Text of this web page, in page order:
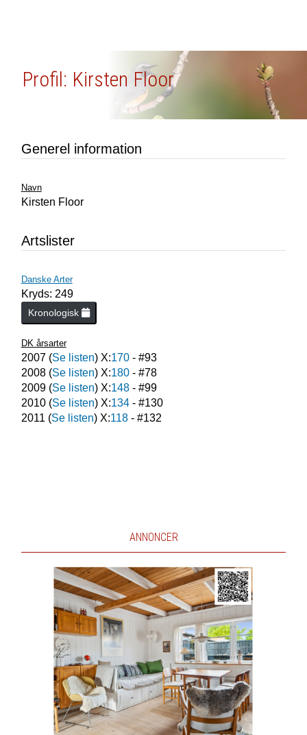
Profil: Kirsten Floor
Generel information
Navn
Kirsten Floor
Artslister
Danske Arter
Kryds: 249
Kronologisk
DK årsarter
2007(Se listen) X:170- #93
2008(Se listen) X:180- #78
2009(Se listen) X:148- #99
2010(Se listen) X:134- #130
2011 (Se listen) X:118- #132
ANNONCER